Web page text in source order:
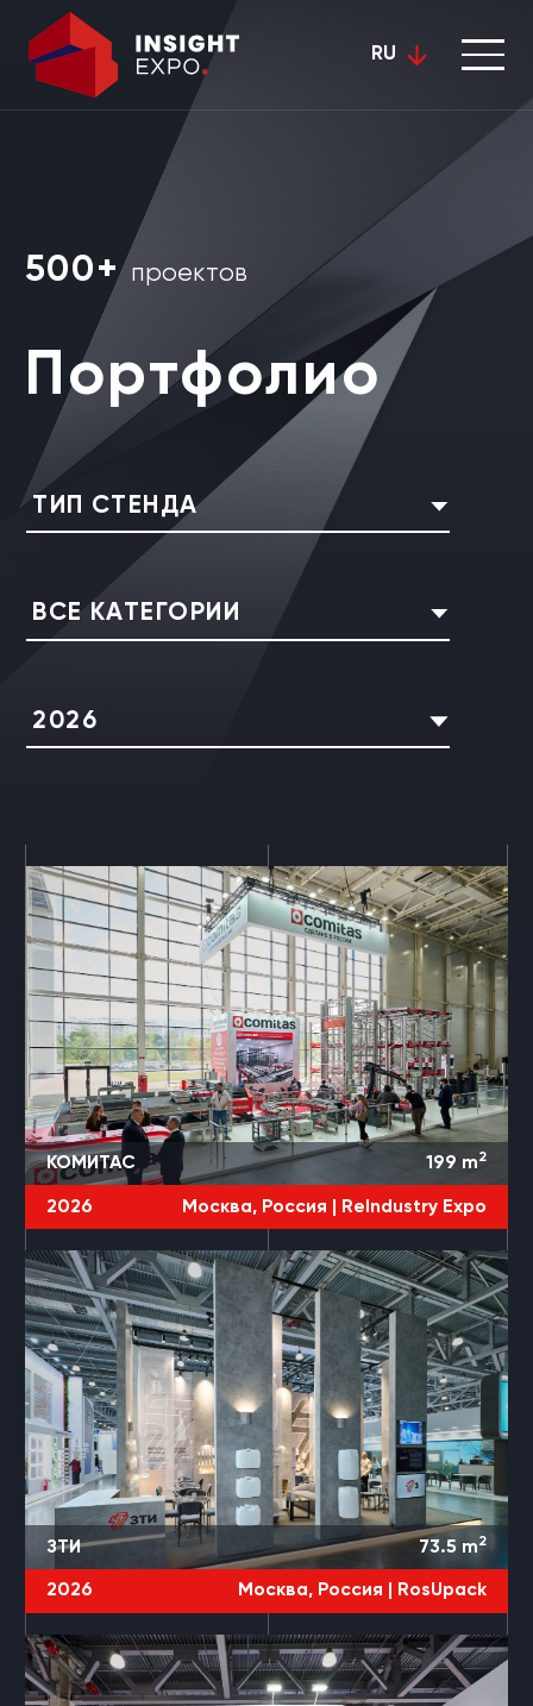
RU
500+ проектов
Портфолио
ТИП СТЕНДА
ВСЕ КАТЕГОРИИ
2026
КОМИТАС 199 m2
2026 Москва, Россия | ReIndustry Expо
ЗТИ 73.5 m2
2026 Москва, Россия | RosUpack